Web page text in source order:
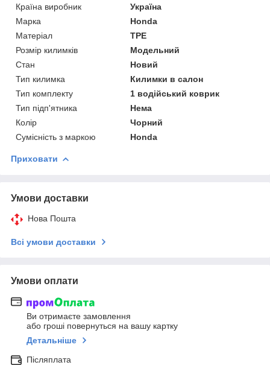
Країна виробник
Україна
Марка
Honda
Матеріал
TPE
Розмір килимків
Модельний
Стан
Новий
Тип килимка
Килимки в салон
Тип комплекту
1 водійський коврик
Тип підп'ятника
Нема
Колір
Чорний
Сумісність з маркою
Honda
Приховати
Умови доставки
Нова Пошта
Всі умови доставки
Умови оплати
Ви отримаєте замовлення
або гроші повернуться на вашу картку
Детальніше
Післяплата